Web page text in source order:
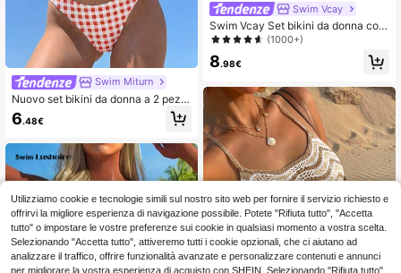
Swim Miturn
Nuovo set bikini da donna a 2 pezzi
con stampa tartan, scollo liscio, spa
lline sottili, aderente, per vacanze e
6.48€
Swim Vcay
Swim Vcay Set bikini da donna com
posto da top a triangolo senza spalli
o, e pantaloncini da bagno, adatto p
imavera/estate
(1000+)
8.98€
Utilizziamo cookie e tecnologie simili sul nostro sito web per fornire il servizio richiesto e
offrirvi la migliore esperienza di navigazione possibile. Potete "Rifiuta tutto", "Accetta
tutto" o impostare le vostre preferenze sui cookie in qualsiasi momento a vostra scelta.
Selezionando "Accetta tutto", attiveremo tutti i cookie opzionali, che ci aiutano ad
analizzare il traffico, offrire funzionalità avanzate e personalizzare contenuti e annunci
per migliorare la vostra esperienza di acquisto con SHEIN. Selezionando "Rifiuta tutto",